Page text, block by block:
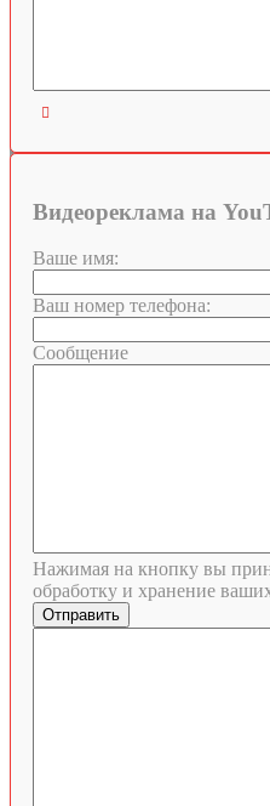

Видеореклама на
Ваше имя:
Ваш номер телефона:
Сообщение
Нажимая на кнопку вы
обработку и хранение